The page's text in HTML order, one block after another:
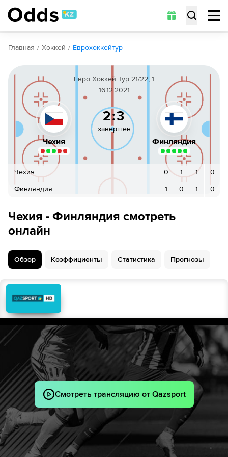
Обзор Коэффициенты Прогнозы
Главная Хоккей Еврохоккейтур
Евро Хоккей Тур 21/22, 1
16.12.2021
Чехия
2:3
завершен
Финляндия
Чехия 0 1 1
0
Финляндия
1 0 1 0
Чехия - Финляндия смотреть
онлайн
Обзор Коэффициенты Статистика Прогнозы
Смотреть трансляцию от Qazsport